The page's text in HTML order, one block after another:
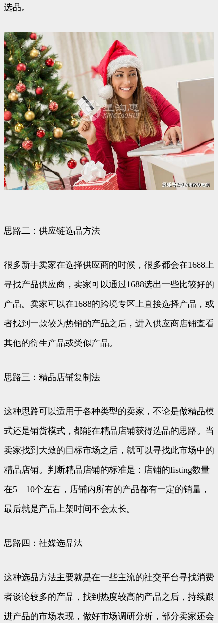
选品。
思路二：供应链选品方法
很多新手卖家在选择供应商的时候，很多都会在1688上
寻找产品供应商，卖家可以通过1688选出一些比较好的
产品。卖家可以在1688的跨境专区上直接选择产品，或
者找到一款较为热销的产品之后，进入供应商店铺查看
其他的衍生产品或类似产品。
思路三：精品店铺复制法
这种思路可以适用于各种类型的卖家，不论是做精品模
式还是铺货模式，都能在精品店铺获得选品的思路。当
卖家找到大致的目标市场之后，就可以寻找此市场中的
精品店铺。判断精品店铺的标准是：店铺的listing数量
在5—10个左右，店铺内所有的产品都有一定的销量，
最后就是产品上架时间不会太长。
思路四：社媒选品法
这种选品方法主要就是在一些主流的社交平台寻找消费
者谈论较多的产品，找到热度较高的产品之后，持续跟
进产品的市场表现，做好市场调研分析，部分卖家还会